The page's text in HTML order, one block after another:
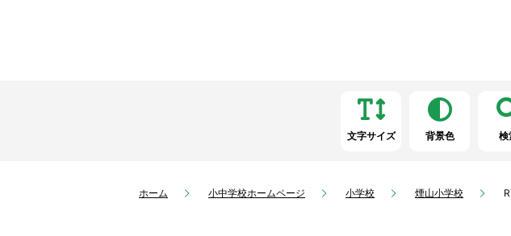
文字サイズ 背景色 検
ホーム 小中学校ホームページ 小学校 煙山小学校